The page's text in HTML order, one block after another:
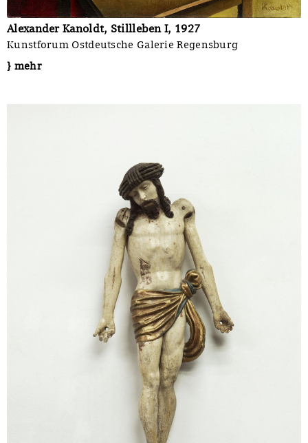
Alexander Kanoldt, Stillleben I, 1927
Kunstforum Ostdeutsche Galerie Regensburg
} mehr